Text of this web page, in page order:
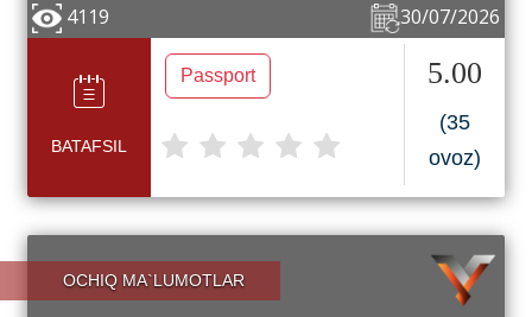
30/07/2026
4119
BATAFSIL
Passport 5.00
(35
ovoz)
OCHIQ MA`LUMOTLAR